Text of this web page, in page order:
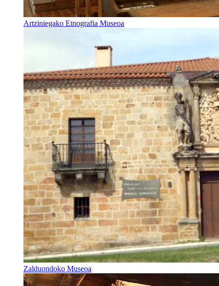
Artziniegako Etnografia Museoa
Zalduondoko Museoa